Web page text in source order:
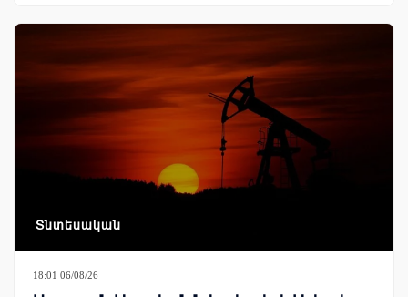
Տնտեսական
18:01 06/08/26